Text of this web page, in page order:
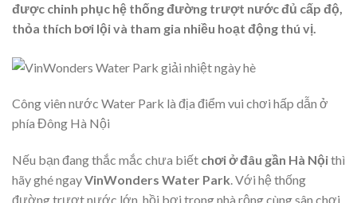
được chinh phục hệ thống đường trượt nước đủ cấp độ,
thỏa thích bơi lội và tham gia nhiều hoạt động thú vị.
Công viên nước Water Park là địa điểm vui chơi hấp dẫn ở
phía Đông Hà Nội
Nếu bạn đang thắc mắc chưa biết chơi ở đâu gần Hà Nộithì
hãy ghé ngayVinWonders Water Park. Với hệ thống
đường trượt nước lớn, hồi bơi trong nhà rộng cùng sân chơi